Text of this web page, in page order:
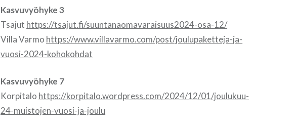
Kasvuvyöhyke 3
Tsajut https://tsajut.fi/suuntanaomavaraisuus2024-osa-12/
Villa Varmo https://www.villavarmo.com/post/joulupaketteja-ja-
vuosi-2024-kohokohdat
Kasvuvyöhyke 7
Korpitalo https://korpitalo.wordpress.com/2024/12/01/joulukuu-
24-muistojen-vuosi-ja-joulu